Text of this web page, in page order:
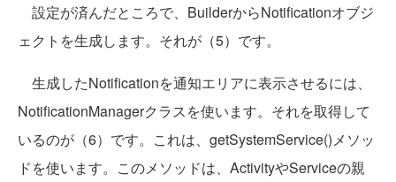
設定が済んだところで、BuilderからNotificationオブジ
ェクトを生成します。それが（5）です。
生成したNotificationを通知エリアに表示させるには、
NotificationManagerクラスを使います。それを取得して
いるのが（6）です。これは、getSystemService()メソッ
ドを使います。このメソッドは、ActivityやServiceの親